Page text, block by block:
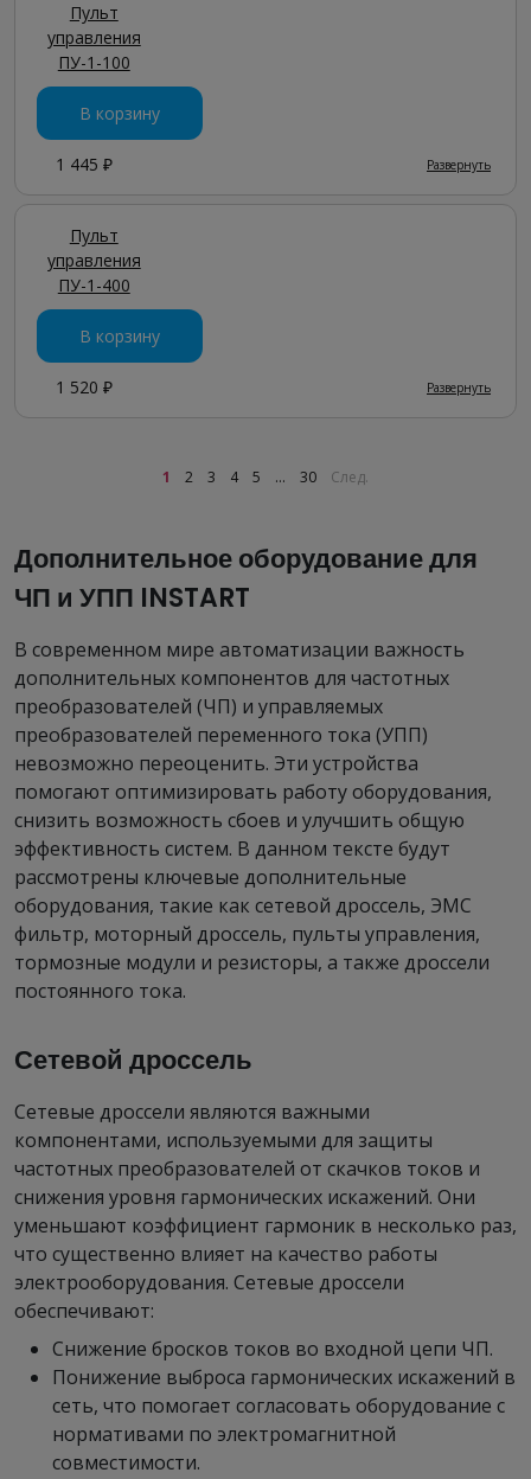
Пульт
управления
ПУ-1-100
В корзину
1 445 ₽ Развернуть
Пульт
управления
ПУ-1-400
В корзину
1 520 ₽ Развернуть
1 2 3 4 5 ... 30 След.
Дополнительное оборудование для
ЧП и УПП INSTART
В современном мире автоматизации важность
дополнительных компонентов для частотных
преобразователей (ЧП) и управляемых
преобразователей переменного тока (УПП)
невозможно переоценить. Эти устройства
помогают оптимизировать работу оборудования,
снизить возможность сбоев и улучшить общую
эффективность систем. В данном тексте будут
рассмотрены ключевые дополнительные
оборудования, такие как сетевой дроссель, ЭМС
фильтр, моторный дроссель, пульты управления,
тормозные модули и резисторы, а также дроссели
постоянного тока.
Сетевой дроссель
Сетевые дроссели являются важными
компонентами, используемыми для защиты
частотных преобразователей от скачков токов и
снижения уровня гармонических искажений. Они
уменьшают коэффициент гармоник в несколько раз,
что существенно влияет на качество работы
электрооборудования. Сетевые дроссели
обеспечивают:
Снижение бросков токов во входной цепи ЧП.
Понижение выброса гармонических искажений в
сеть, что помогает согласовать оборудование с
нормативами по электромагнитной
совместимости.